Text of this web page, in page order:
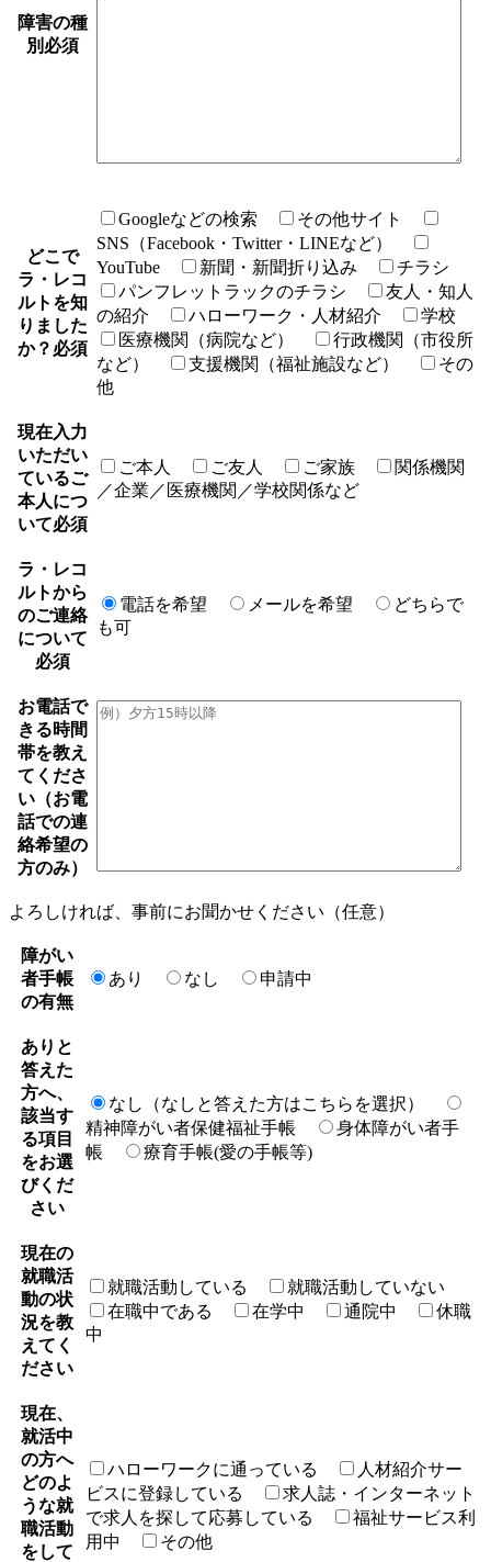
障害の種
別 必須
どこで
ラ・レコ
ルトを知
りました
か？ 必須
Googleなどの検索
その他サイト
SNS（Facebook・Twitter・LINEなど）
YouTube
新聞・新聞折り込み
チラシ
パンフレットラックのチラシ
友人・知人
の紹介
ハローワーク・人材紹介
学校
医療機関（病院など）
行政機関（市役所
など）
支援機関（福祉施設など）
その
他
現在入力
いただい
ているご
本人につ
いて必須
ご本人 ご友人 ご家族
関係機関
／企業／医療機関／学校関係など
ラ・レコ
ルトから
のご連絡
について
必須
電話を希望 メールを希望
どちらで
も可
お電話で
きる時間
帯を教え
てくださ
い（お電
話での連
絡希望の
方のみ）
よろしければ、事前にお聞かせください（任意）
障がい
者手帳
の有無
あり なし 申請中
ありと
答えた
方へ、
該当す
る項目
をお選
びくだ
さい
なし（なしと答えた方はこちらを選択）
精神障がい者保健福祉手帳
身体障がい者手
帳
療育手帳(愛の手帳等)
現在の
就職活
動の状
況を教
えてく
ださい
就職活動している
就職活動していない
在職中である
在学中 通院中
休職
中
現在、
就活中
の方へ
どのよ
うな就
職活動
をして
ハローワークに通っている
人材紹介サー
ビスに登録している
求人誌・インターネット
で求人を探して応募している
福祉サービス利
用中
その他